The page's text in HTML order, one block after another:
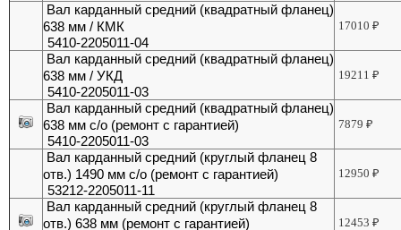
Вал карданный средний (квадратный фланец)
638 мм / КМК
5410-2205011-04
17010₽
Вал карданный средний (квадратный фланец)
638 мм / УКД
5410-2205011-03
19211₽
Вал карданный средний (квадратный фланец)
638 мм с/о (ремонт с гарантией)
5410-2205011-03
7879₽
Вал карданный средний (круглый фланец 8
отв.) 1490 мм с/о (ремонт с гарантией)
53212-2205011-11
12950₽
Вал карданный средний (круглый фланец 8
отв.) 638 мм (ремонт с гарантией)
12453₽